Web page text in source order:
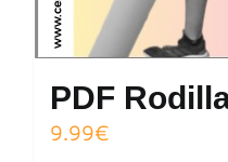
PDF
9.99€